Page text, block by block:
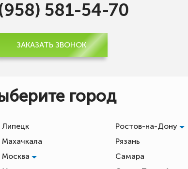
581-54-70
ЗАКАЗАТЬ ЗВОНОК
город
Липецк
Махачкала
Москва
Ростов-на-Дону
Рязань
Самара